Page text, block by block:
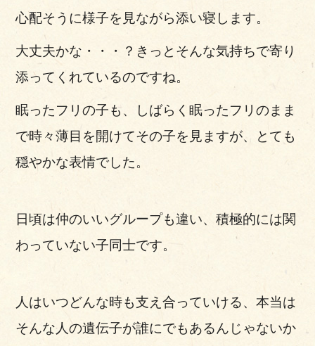
心配そうに様子を見ながら添い寝します。
大丈夫かな・・・？きっとそんな気持ちで寄り
添ってくれているのですね。
眠ったフリの子も、しばらく眠ったフリのまま
で時々薄目を開けてその子を見ますが、とても
穏やかな表情でした。
日頃は仲のいいグループも違い、積極的には関
わっていない子同士です。
人はいつどんな時も支え合っていける、本当は
そんな人の遺伝子が誰にでもあるんじゃないか